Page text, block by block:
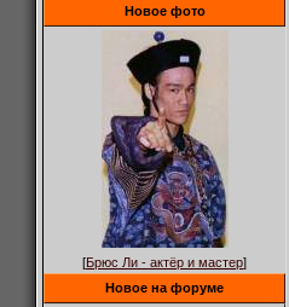
Новое фото
[Брюс Ли - актёр и мастер]
Новое на форуме